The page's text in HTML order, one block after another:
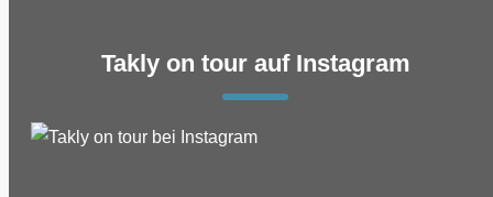
Takly on tour auf Instagram